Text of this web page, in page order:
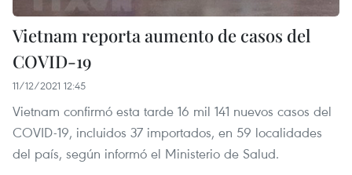
Vietnam reporta aumento de casos del
COVID-19
11/12/2021 12:45
Vietnam confirmó esta tarde 16 mil 141 nuevos casos del
COVID-19, incluidos 37 importados, en 59 localidades
del país, según informó el Ministerio de Salud.